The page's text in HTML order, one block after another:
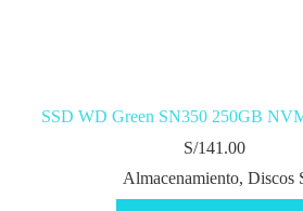
SSD WD Green SN350 250GB
S/141.00
Almacenamiento, Discos